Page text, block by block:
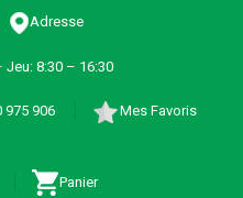
Adresse
Jeu: 8:30 – 16:30
906 Mes Favoris
Panier